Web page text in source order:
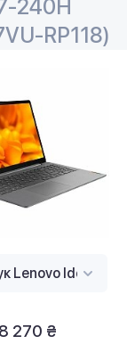
240H
RP118)
270 ₴